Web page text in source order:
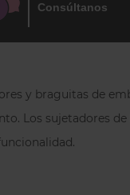
Consúltanos
y braguitas de
Los sujetadores